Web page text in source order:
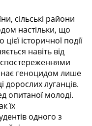
сільські райони
настільки, що
історичної події
навіть від
геноцидом лише
дорослих луганців.
опитаної молоді.
їх
одного з